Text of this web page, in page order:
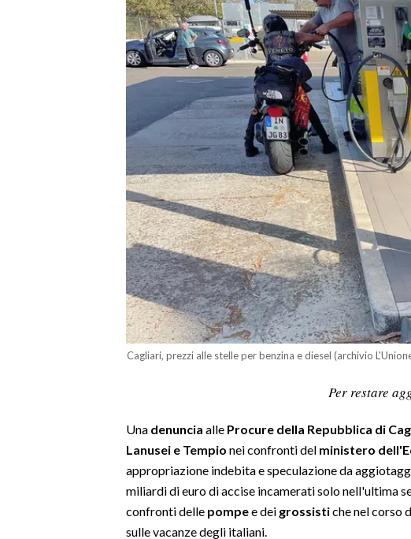
SERVIZI ALLE IMPRESE
RISULTATI E CLASSIFICHE
Cagliari, prezzi alle stelle per benzina e diesel (archivio
Per restare
Una denuncia alle Procure della Repubblica di
Lanusei e Tempio nei confronti del ministero
appropriazione indebita e speculazione da
miliardi di euro di accise incamerati solo nell'ultima
confronti delle pompee dei grossistiche nel corso
sulle vacanze degli italiani.